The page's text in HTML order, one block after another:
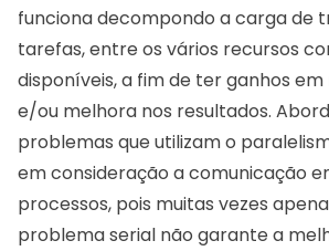
funciona decompondo a carga de
tarefas, entre os vários recursos
disponíveis, a fim de ter ganhos
e/ou melhora nos resultados.
problemas que utilizam o
em consideração a comunicação
processos, pois muitas vezes
problema serial não garante a